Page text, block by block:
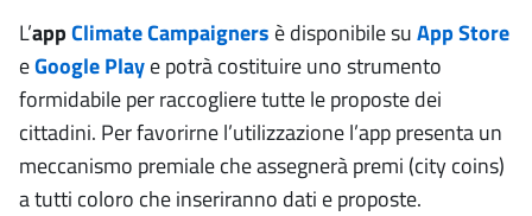
L’appClimate Campaigners è disponibile suApp Store
eGoogle Playe potrà costituire uno strumento
formidabile per raccogliere tutte le proposte dei
cittadini. Per favorirne l’utilizzazione l’app presenta un
meccanismo premiale che assegnerà premi (city coins)
a tutti coloro che inseriranno dati e proposte.